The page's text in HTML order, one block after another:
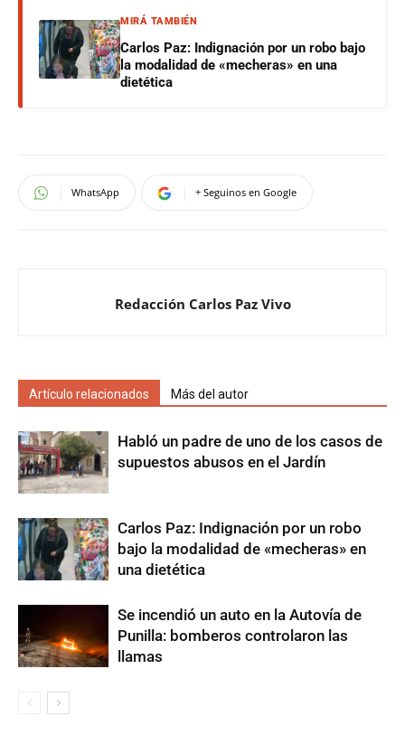
MIRÁ TAMBIÉN
Carlos Paz: Indignación por un robo bajo
la modalidad de «mecheras» en una
dietética
WhatsApp + Seguinos en Google
Redacción Carlos Paz Vivo
Artículo relacionados Más del autor
Habló un padre de uno de los casos de
supuestos abusos en el Jardín
Carlos Paz: Indignación por un robo
bajo la modalidad de «mecheras» en
una dietética
Se incendió un auto en la Autovía de
Punilla: bomberos controlaron las
llamas